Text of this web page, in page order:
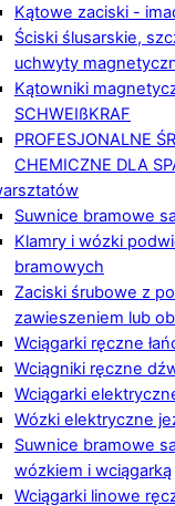
Kątowe zaciski -
Ściski ślusarskie,
uchwyty
Kątowniki
SCHWEIßKRAF
PROFESJONALNE
CHEMICZNE DLA
Suwnice bramowe
Klamry i wózki
bramowych
Zaciski śrubowe z
zawieszeniem lub
Wciągarki ręczne
Wciągniki ręczne
Wciągarki
Wózki elektryczne
Suwnice bramowe
wózkiem i wciągarką
Wciągarki linowe